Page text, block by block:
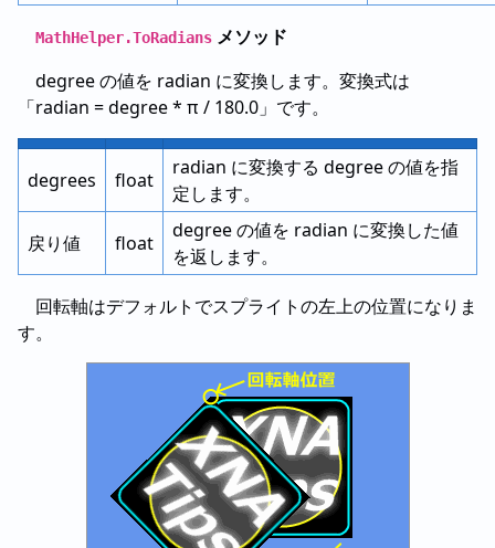
MathHelper.ToRadians メソッド
degree の値を radian に変換します。変換式は
「radian = degree * π / 180.0」です。
degrees float
radian に変換する degree の値を指
定します。
戻り値 float
degree の値を radian に変換した値
を返します。
回転軸はデフォルトでスプライトの左上の位置になりま
す。